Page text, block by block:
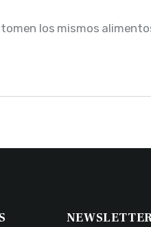
los mismos